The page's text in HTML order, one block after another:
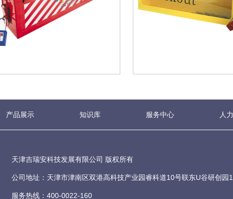
产品展示 知识库 服务中心 人
天津吉瑞安科技发展有限公司 版权所有
公司地址：天津市津南区双港高科技产业园睿科道10号联东U谷研创园
服务热线：400-0022-160